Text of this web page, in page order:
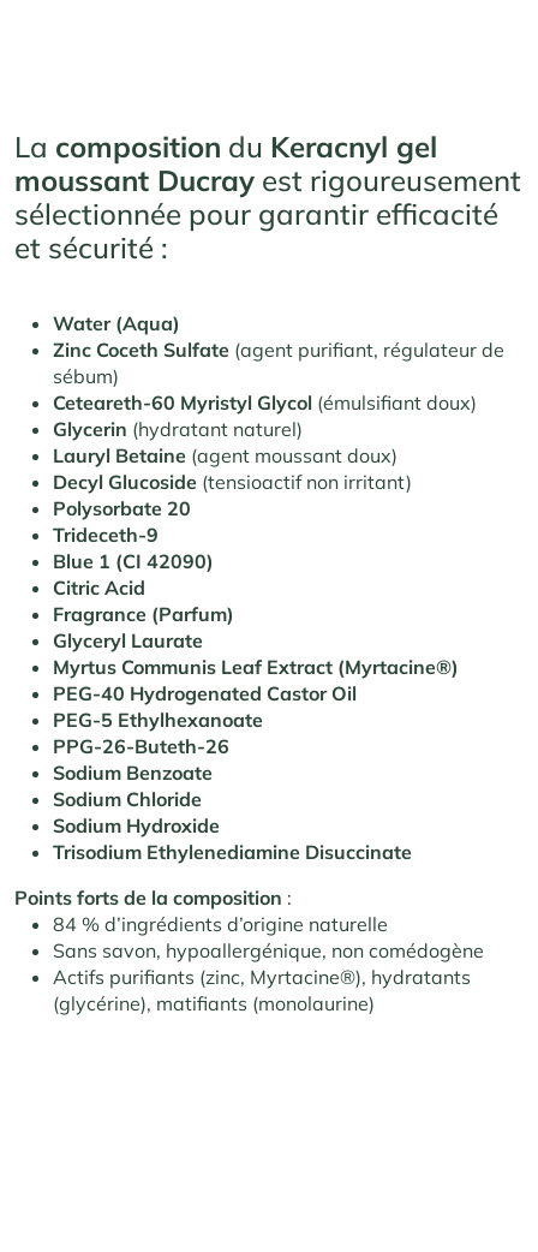
La composition du Keracnyl gel
moussant Ducray est rigoureusement
sélectionnée pour garantir efficacité
et sécurité :
Water (Aqua)
Zinc Coceth Sulfate (agent purifiant, régulateur de
sébum)
Ceteareth-60 Myristyl Glycol (émulsifiant doux)
Glycerin (hydratant naturel)
Lauryl Betaine (agent moussant doux)
Decyl Glucoside (tensioactif non irritant)
Polysorbate 20
Trideceth-9
Blue 1 (CI 42090)
Citric Acid
Fragrance (Parfum)
Glyceryl Laurate
Myrtus Communis Leaf Extract (Myrtacine®)
PEG-40 Hydrogenated Castor Oil
PEG-5 Ethylhexanoate
PPG-26-Buteth-26
Sodium Benzoate
Sodium Chloride
Sodium Hydroxide
Trisodium Ethylenediamine Disuccinate
Points forts de la composition :
84 % d’ingrédients d’origine naturelle
Sans savon, hypoallergénique, non comédogène
Actifs purifiants (zinc, Myrtacine®), hydratants
(glycérine), matifiants (monolaurine)